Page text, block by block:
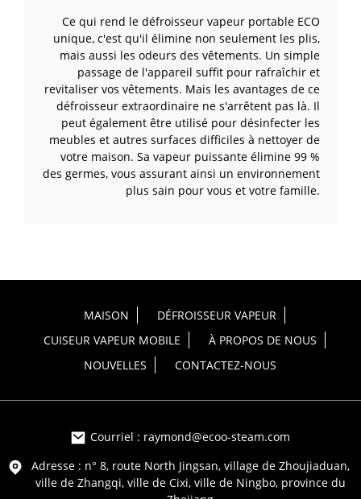
Ce qui rend le défroisseur vapeur portable ECO
unique, c'est qu'il élimine non seulement les plis,
mais aussi les odeurs des vêtements. Un simple
passage de l'appareil suffit pour rafraîchir et
revitaliser vos vêtements. Mais les avantages de ce
défroisseur extraordinaire ne s'arrêtent pas là. Il
peut également être utilisé pour désinfecter les
meubles et autres surfaces difficiles à nettoyer de
votre maison. Sa vapeur puissante élimine 99 %
des germes, vous assurant ainsi un environnement
plus sain pour vous et votre famille.
MAISON
DÉFROISSEUR VAPEUR
CUISEUR VAPEUR MOBILE
À PROPOS DE NOUS
NOUVELLES
CONTACTEZ-NOUS
Courriel : raymond@ecoo-steam.com
Adresse : n° 8, route North Jingsan, village de Zhoujiaduan,
ville de Zhangqi, ville de Cixi, ville de Ningbo, province du